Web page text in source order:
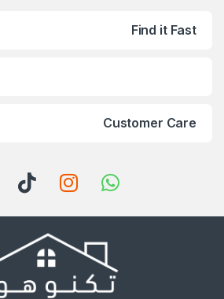
Find it Fast
Customer Care